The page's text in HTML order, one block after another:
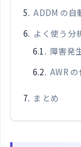
ADDM の自
よく使う分
障害発
AWR
まとめ